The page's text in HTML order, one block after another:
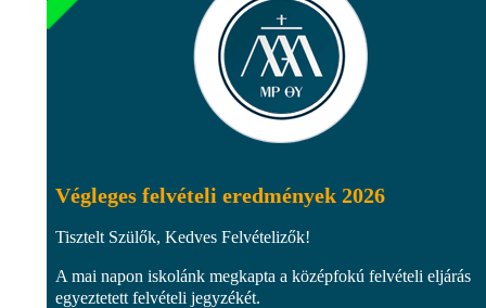
Végleges felvételi eredmények 2026
Tisztelt Szülők, Kedves Felvételizők!
A mai napon iskolánk megkapta a középfokú felvételi eljárás
egyeztetett felvételi jegyzékét.